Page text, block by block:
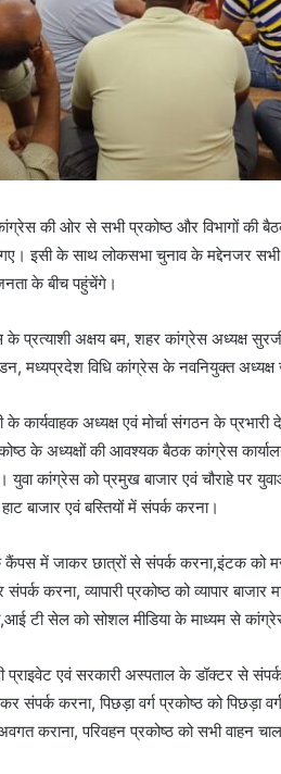
की ओर से सभी प्रकोष्ठ और विभागों
इसी के साथ लोकसभा चुनाव के मद्देनजर
के बीच पहुंचेंगे।
प्रत्याशी अक्षय बम, शहर कांग्रेस अध्यक्ष
मध्यप्रदेश विधि कांग्रेस के नवनियुक्त
कार्यवाहक अध्यक्ष एवं मोर्चा संगठन के प्रभारी
के अध्यक्षों की आवश्यक बैठक कांग्रेस
युवा कांग्रेस को प्रमुख बाजार एवं चौराहे
बाजार एवं बस्तियों में संपर्क करना।
में जाकर छात्रों से संपर्क करना,इंटक को
करना, व्यापारी प्रकोष्ठ को व्यापार
टी सेल को सोशल मीडिया के माध्यम से
प्राइवेट एवं सरकारी अस्पताल के डॉक्टर से
संपर्क करना, पिछड़ा वर्ग प्रकोष्ठ को पिछड़ा
कराना, परिवहन प्रकोष्ठ को सभी वाहन